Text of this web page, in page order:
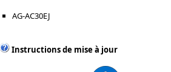
AG-AC30EJ
Instructions de mise à jour